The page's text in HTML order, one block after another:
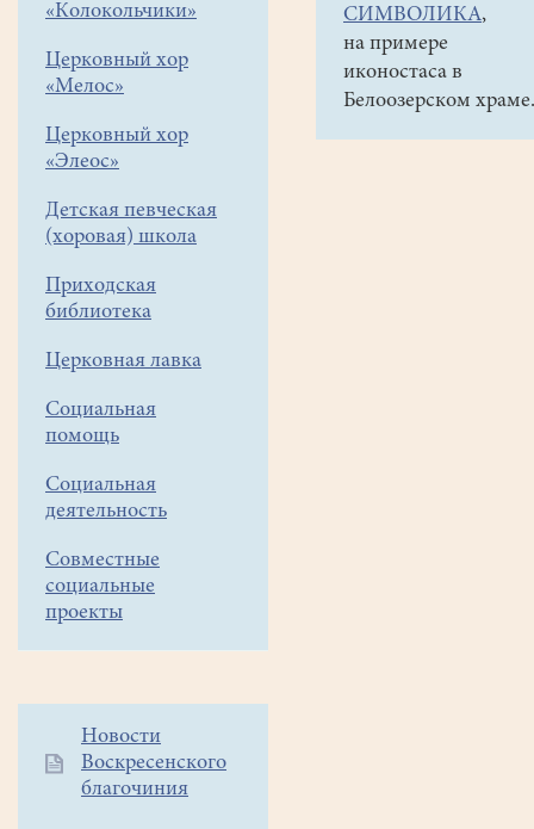
«Колокольчики»
Церковный хор
«Мелос»
Церковный хор
«Элеос»
Детская певческая
(хоровая) школа
Приходская
библиотека
Церковная лавка
Социальная
помощь
Социальная
деятельность
Совместные
социальные
проекты
Дополнительное
меню
Новости
Воскресенского
благочиния
притворе
храма
отчетный
СИМВОЛИКА,
на примере
иконостаса в
Белоозерском храме.